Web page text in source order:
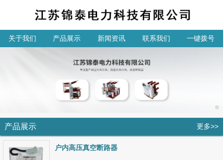
关于我们 产品展示 新闻资讯 联系我们 一键拨号
产品展示 更多>>
户内高压真空断路器